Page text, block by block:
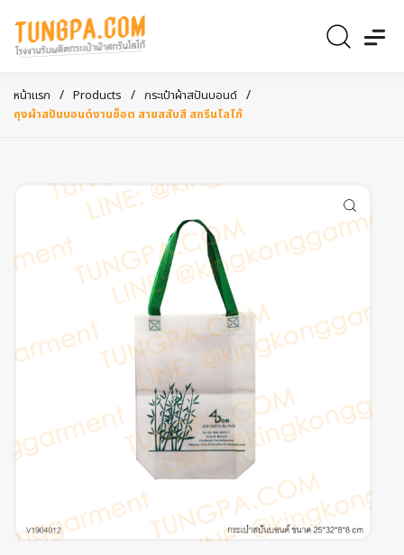
หน้าแรก / Products / กระเป๋าผ้าสปันบอนด์ /
ถุงผ้าสปันบอนด์งานช็อต สายสลับสี สกรีนโลโก้